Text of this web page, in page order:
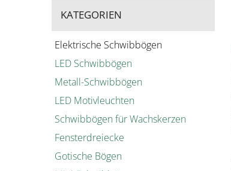
KATEGORIEN
Elektrische Schwibbögen
LED Schwibbögen
Metall-Schwibbögen
LED Motivleuchten
Schwibbögen für Wachskerzen
Fensterdreiecke
Gotische Bögen